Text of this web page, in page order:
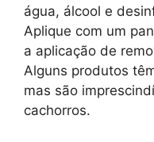
água, álcool e
Aplique com um
a aplicação de
Alguns produtos
mas são
cachorros.